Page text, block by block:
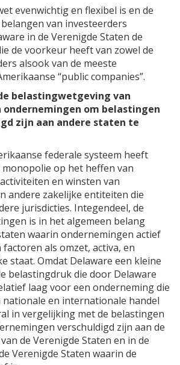
evenwichtig en flexibel is en de
van investeerders
in de Verenigde Staten de
de voorkeur heeft van zowel de
alsook van de meeste
“public companies”.
belastingwetgeving van
ondernemingen om belastingen
zijn aan andere staten te
federale systeem heeft
op het heffen van
en winsten van
andere zakelijke entiteiten die
jurisdicties. Integendeel, de
is in het algemeen belang
waarin ondernemingen actief
als omzet, activa, en
staat. Omdat Delaware een kleine
belastingdruk die door Delaware
laag voor een onderneming die
en internationale handel
in vergelijking met de belastingen
verschuldigd zijn aan de
de Verenigde Staten en in de
Verenigde Staten waarin de